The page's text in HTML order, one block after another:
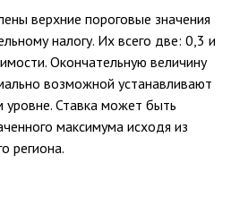
верхние пороговые значения
налогу. Их всего две: 0,3 и
Окончательную величину
возможной устанавливают
уровне. Ставка может быть
максимума исходя из
региона.